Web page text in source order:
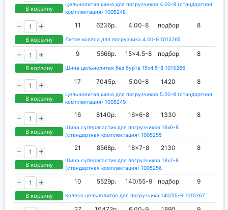
В корзину
Цельнолитая шина для погрузчиков 4.00-8 (стандартная
комплектация) 1005248
В корзину
11 6236р. 4.00-8 подбор 8
Литое колесо для погрузчика 4.00-8 1015265
В корзину
9 5666р. 15x4.5-8 подбор 8
Шина цельнолитая без бурта 15x4.5-8 1015266
В корзину
17 7045р. 5.00-8 1420 8
Цельнолитая шина для погрузчиков 5.00-8 (стандартная
комплектация) 1005249
В корзину
16 8140р. 16x6-8 1330 8
Шина суперэластик для погрузчиков 16x6-8
(стандартная комплектация) 1005255
В корзину
21 8568р. 18x7-8 2130 8
Шина суперэластик для погрузчиков 18x7-8
(стандартная комплектация) 1005256
В корзину
10 5529р. 140/55-9 подбор 9
Колесо цельнолитое для погрузчика 140/55-9 1015267